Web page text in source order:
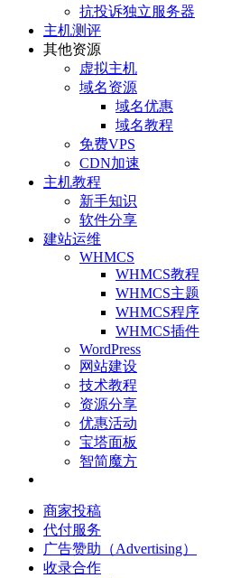
抗投诉独立服务器
主机测评
其他资源
虚拟主机
域名资源
域名优惠
域名教程
免费VPS
CDN加速
主机教程
新手知识
软件分享
建站运维
WHMCS
WHMCS教程
WHMCS主题
WHMCS程序
WHMCS插件
WordPress
网站建设
技术教程
资源分享
优惠活动
宝塔面板
智简魔方
商家投稿
代付服务
广告赞助（Advertising）
收录合作